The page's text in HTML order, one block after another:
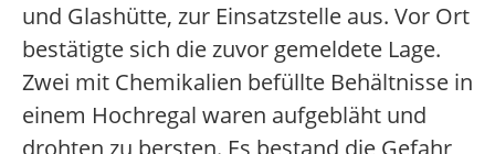
und Glashütte, zur Einsatzstelle aus. Vor Ort
bestätigte sich die zuvor gemeldete Lage.
Zwei mit Chemikalien befüllte Behältnisse in
einem Hochregal waren aufgebläht und